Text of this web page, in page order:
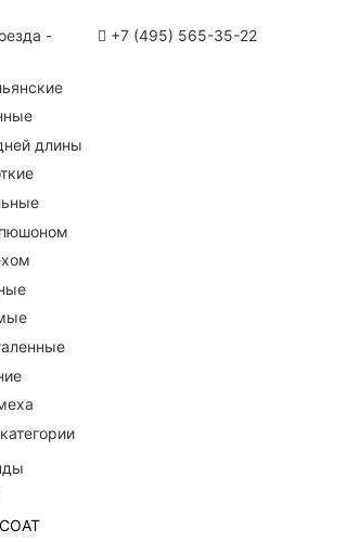
- +7 (495) 565-35-22
длины